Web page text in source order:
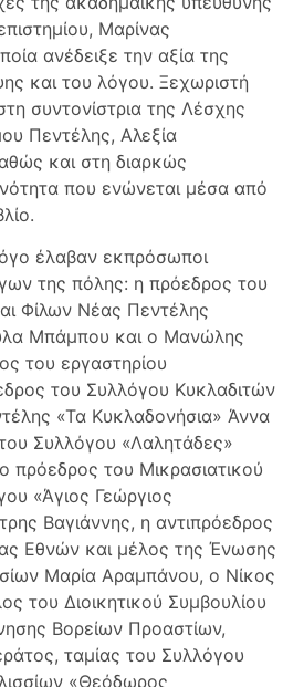
Μαρίνας
ανέδειξε την αξία της
και του λόγου. Ξεχωριστή
συντονίστρια της Λέσχης
Πεντέλης, Αλεξία
και στη διαρκώς
που ενώνεται μέσα από
έλαβαν εκπρόσωποι
της πόλης: η πρόεδρος του
Φίλων Νέας Πεντέλης
Μπάμπου και ο Μανώλης
του εργαστηρίου
του Συλλόγου Κυκλαδιτών
«Τα Κυκλαδονήσια» Άννα
Συλλόγου «Λαλητάδες»
πρόεδρος του Μικρασιατικού
«Άγιος Γεώργιος
Βαγιάννης, η αντιπρόεδρος
Εθνών και μέλος της Ένωσης
Μαρία Αραμπάνου, ο Νίκος
του Διοικητικού Συμβουλίου
Βορείων Προαστίων,
ταμίας του Συλλόγου
«Θεόδωρος